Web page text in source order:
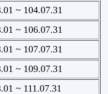
~ 104.07.31
~ 106.07.31
~ 107.07.31
~ 109.07.31
~ 111.07.31